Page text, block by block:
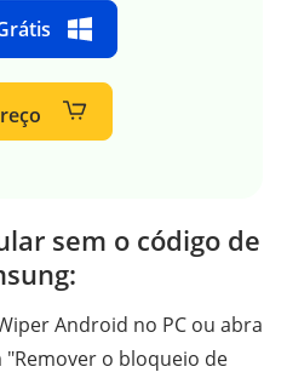
sem o código de
Android no PC ou abra
"Remover o bloqueio de